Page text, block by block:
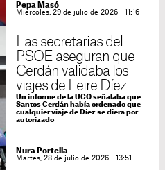
Pepa Masó
Miércoles, 29 de julio de 2026 - 11:16
Las secretarias del
PSOE aseguran que
Cerdán validaba los
viajes de Leire Díez
Un informe de la UCO señalaba que
Santos Cerdán había ordenado que
cualquier viaje de Díez se diera por
autorizado
Nura Portella
Martes, 28 de julio de 2026 - 13:51